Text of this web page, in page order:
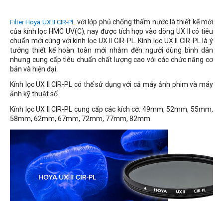
Filter Hoya UX II CIR-PL với lớp phủ chống thấm nước là thiết kế mới
của kính lọc HMC UV(C), nay được tích hợp vào dòng UX II có tiêu
chuẩn mới cùng với kính lọc UX II CIR-PL. Kính lọc UX II CIR-PL là ý
tưởng thiết kế hoàn toàn mới nhắm đến người dùng bình dân
nhưng cung cấp tiêu chuẩn chất lượng cao với các chức năng cơ
bản và hiện đại.
Kính lọc UX II CIR-PL có thể sử dụng với cả máy ảnh phim và máy
ảnh kỹ thuật số.
Kính lọc UX II CIR-PL cung cấp các kích cỡ: 49mm, 52mm, 55mm,
58mm, 62mm, 67mm, 72mm, 77mm, 82mm.